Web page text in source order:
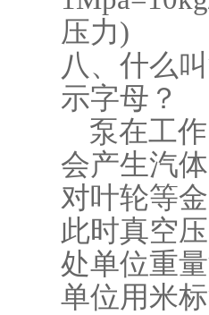
压力)
八、什么
示字母？
泵在工作
会产生汽
对叶轮等
此时真空
处单位重
单位用米